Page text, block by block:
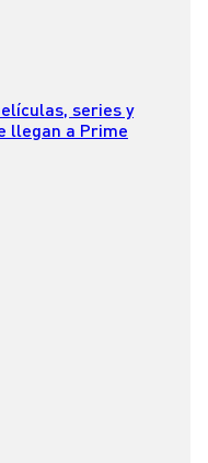
series y
llegan a Prime